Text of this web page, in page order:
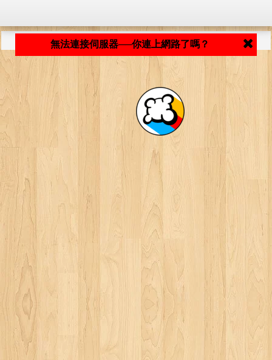
無法連接伺服器──你連上網路了嗎？
程式載入中... ...